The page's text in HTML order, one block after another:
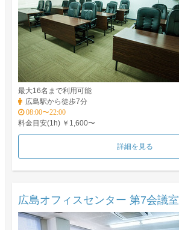
最大16名まで利用可能
広島駅から徒歩7分
08:00〜22:00
料金目安(1h) ￥1,600〜
詳細を見る
広島オフィスセンター 第7会議室